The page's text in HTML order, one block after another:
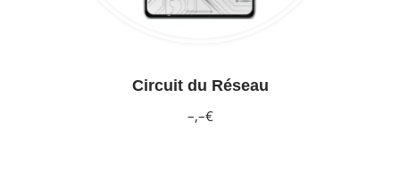
Circuit du Réseau
–,–€